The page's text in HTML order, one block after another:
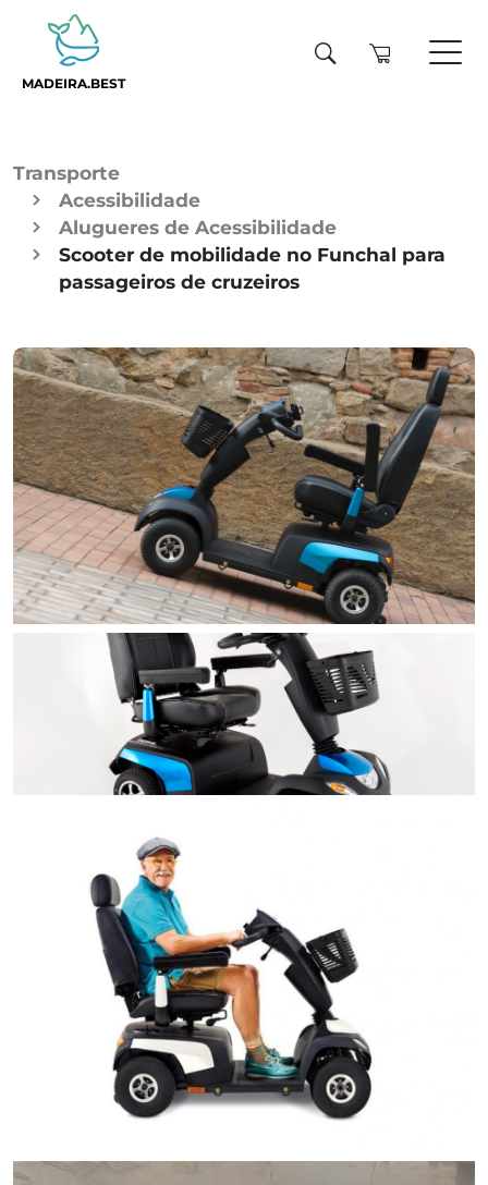
MADEIRA.BEST
Transporte
Acessibilidade
Alugueres de Acessibilidade
Scooter de mobilidade no Funchal para
passageiros de cruzeiros